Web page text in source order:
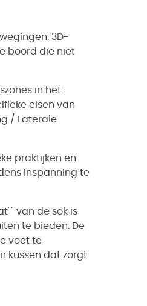
3D-
boord die niet
in het
eisen van
/ Laterale
praktijken en
inspanning te
van de sok is
te bieden. De
voet te
kussen dat zorgt